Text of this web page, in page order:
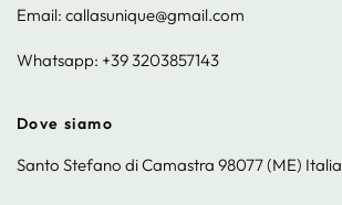
Email: callasunique@gmail.com
Whatsapp: +39 3203857143
Dove siamo
Santo Stefano di Camastra 98077 (ME) Italia